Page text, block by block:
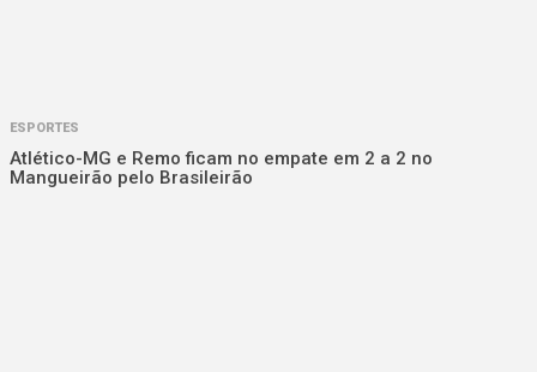
ESPORTES
Atlético-MG e Remo ficam no empate em 2 a 2 no
Mangueirão pelo Brasileirão